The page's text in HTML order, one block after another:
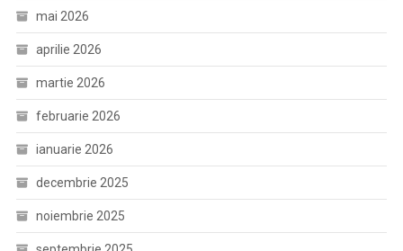
mai 2026
aprilie 2026
martie 2026
februarie 2026
ianuarie 2026
decembrie 2025
noiembrie 2025